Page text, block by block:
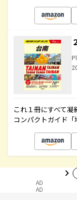
これ１冊にすべて
コンパクトガイド「
AD
AD